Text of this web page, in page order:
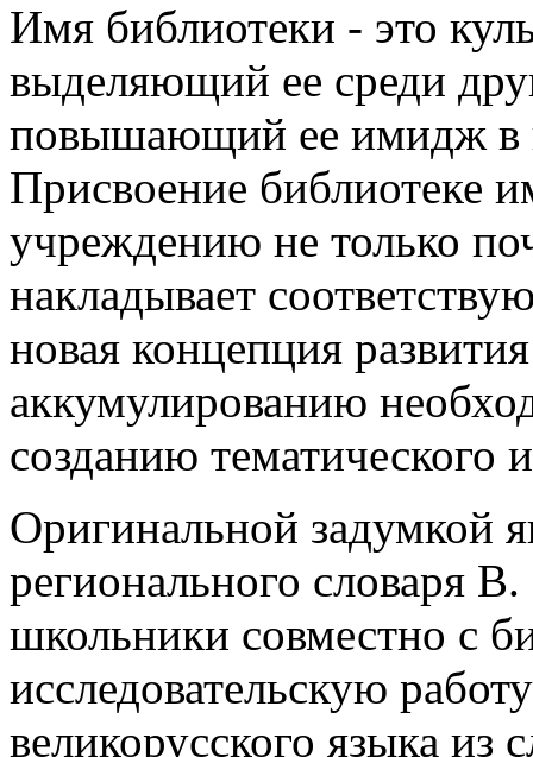
Имя библиотеки - это
выделяющий ее среди
повышающий ее имидж в
Присвоение библиотеке
учреждению не только
накладывает
новая концепция
аккумулированию
созданию тематического
Оригинальной задумкой
регионального словаря
школьники совместно с
исследовательскую
великорусского языка из